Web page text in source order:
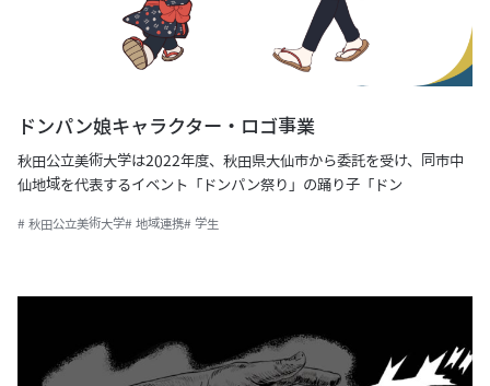
ドンパン娘キャラクター・ロゴ事業
秋⽥公⽴美術⼤学は2022年度、秋田県大仙市から委託を受け、同市中
仙地域を代表するイベント「ドンパン祭り」の踊り子「ドン
# 秋田公立美術大学# 地域連携# 学生